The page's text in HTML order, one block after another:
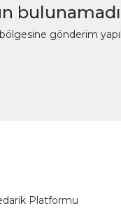
gönderim
Platformu